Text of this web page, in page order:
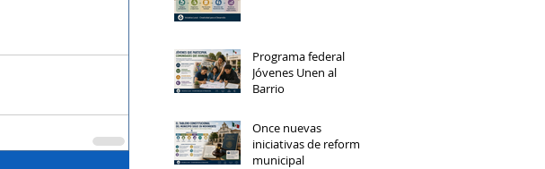
Programa federal
Jóvenes Unen al
Barrio
Once nuevas
iniciativas de reforma
municipal